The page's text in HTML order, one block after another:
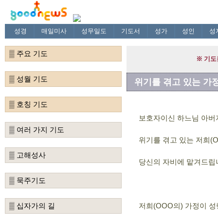
성경 매일미사 성무일도 기도서 성가 성인 성
▒ 주요 기도
▒ 성월 기도
▒ 호칭 기도
▒ 여러 가지 기도
▒ 고해성사
▒ 묵주기도
▒ 십자가의 길
위기를 겪고 있는
보호자이신 하느님 아버
위기를 겪고 있는 저희
당신의 자비에 맡겨드
저희(OOO의) 가정이